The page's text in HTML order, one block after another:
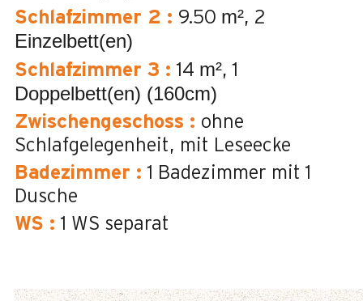
Schlafzimmer 2 : 9.50 m² 2
Einzelbett(en)
Schlafzimmer 3 : 14 m² 1
Doppelbett(en) (160cm)
Zwischengeschoss : ohne
Schlafgelegenheit
mit Leseecke
Badezimmer : 1 Badezimmer mit 1
Dusche
WS : 1 WS separat